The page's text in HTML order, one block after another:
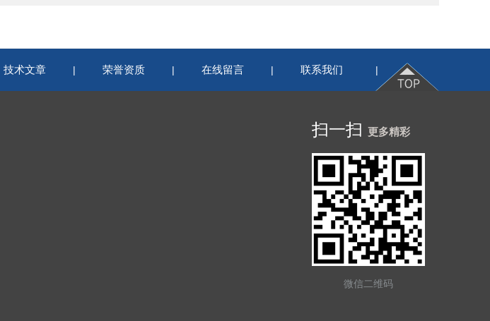
技术文章 | 荣誉资质 | 在线留言 | 联系我们 |
扫一扫 更多精彩
微信二维码